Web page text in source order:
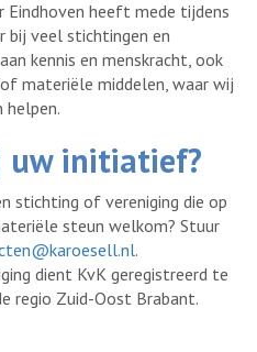
Eindhoven heeft mede tijdens
bij veel stichtingen en
kennis en menskracht, ook
materiële middelen, waar wij
helpen.
uw initiatief?
stichting of vereniging die op
steun welkom? Stuur
.
dient KvK geregistreerd te
regio Zuid-Oost Brabant.